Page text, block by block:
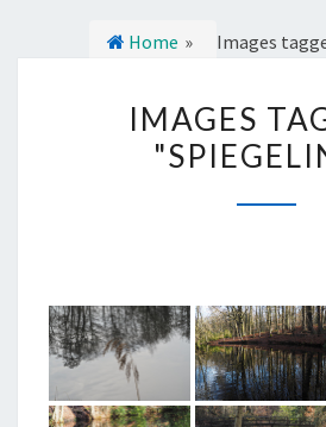
Home » Images
M
A
A
G
G
E
IMAGES